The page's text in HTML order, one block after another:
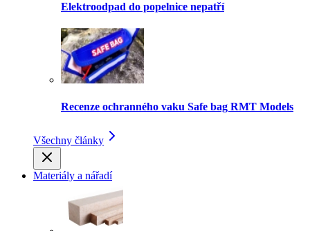
Elektroodpad do popelnice nepatří
Recenze ochranného vaku Safe bag RMT Models
Všechny články
Materiály a nářadí